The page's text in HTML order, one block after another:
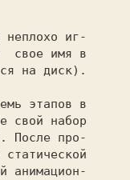
свое имя в
на диск).
свой набор
После про-
анимацион-